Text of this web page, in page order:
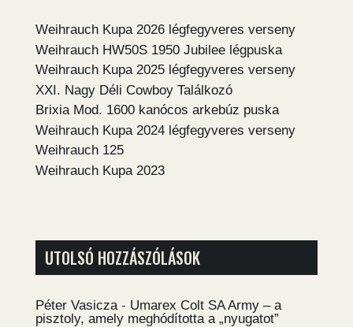
Weihrauch Kupa 2026 légfegyveres verseny
Weihrauch HW50S 1950 Jubilee légpuska
Weihrauch Kupa 2025 légfegyveres verseny
XXI. Nagy Déli Cowboy Találkozó
Brixia Mod. 1600 kanócos arkebúz puska
Weihrauch Kupa 2024 légfegyveres verseny
Weihrauch 125
Weihrauch Kupa 2023
UTOLSÓ HOZZÁSZÓLÁSOK
Péter Vasicza - Umarex Colt SA Army – a
pisztoly, amely meghódította a „nyugatot”